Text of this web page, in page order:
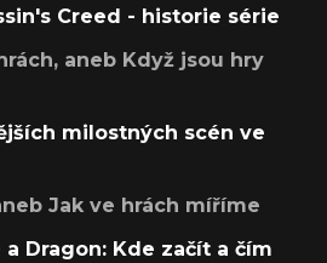
Creed - historie série
aneb Když jsou hry
milostných scén ve
Jak ve hrách míříme
a Dragon: Kde začít a čím